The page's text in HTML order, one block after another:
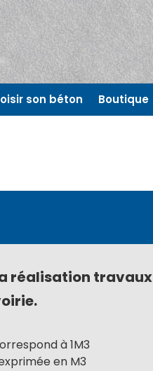
son béton Boutique
réalisation travaux
à 1M3
en M3